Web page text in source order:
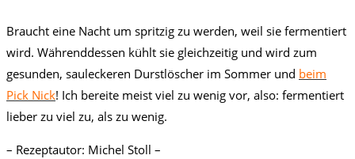
Braucht eine Nacht um spritzig zu werden, weil sie fermentiert
wird. Währenddessen kühlt sie gleichzeitig und wird zum
gesunden, sauleckeren Durstlöscher im Sommer und beim
Pick Nick! Ich bereite meist viel zu wenig vor, also: fermentiert
lieber zu viel zu, als zu wenig.
– Rezeptautor: Michel Stoll –